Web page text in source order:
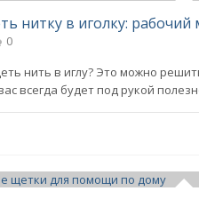
нитку в иголку: рабочий
0
нить в иглу? Это можно
всегда будет под рукой